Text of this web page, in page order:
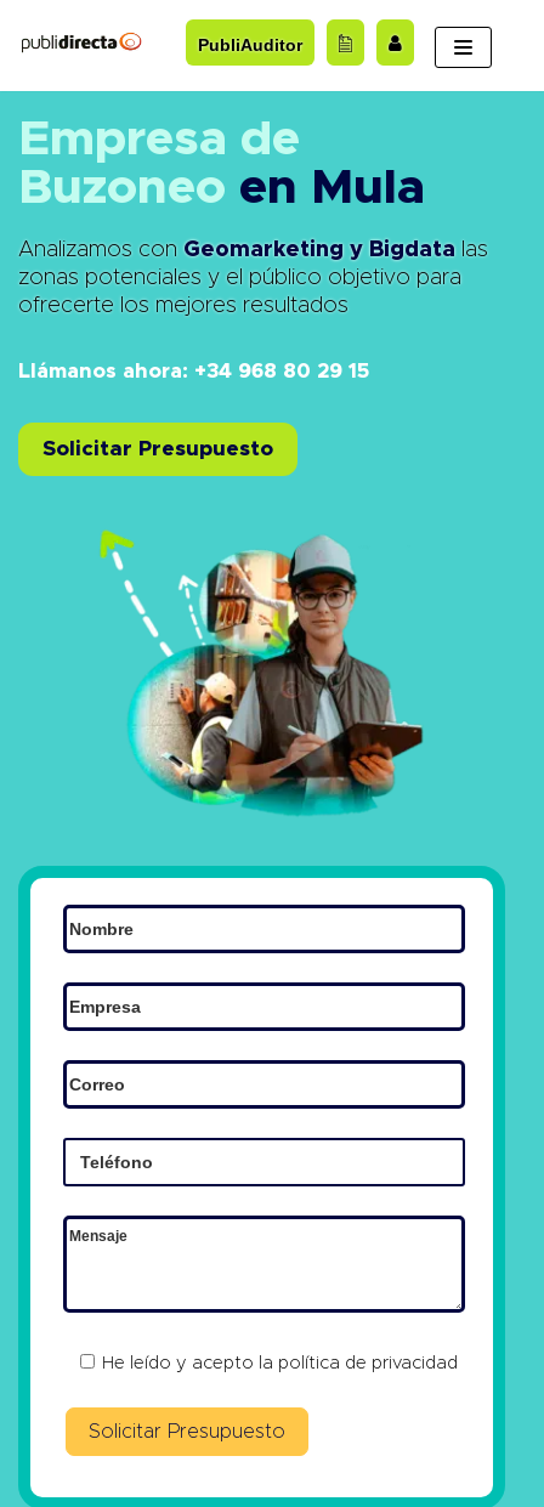
al
PubliAuditor
Empresa de
Buzoneo en Mula
Analizamos con Geomarketing y Bigdatalas
zonas potenciales y el público objetivo para
ofrecerte los mejores resultados
Llámanos ahora: +34 968 80 29 15
Solicitar Presupuesto
He leído y acepto la política de privacidad